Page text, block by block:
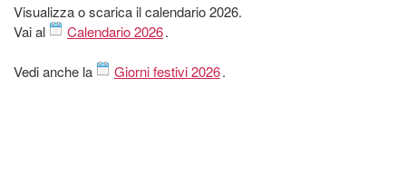
Visualizza o scarica il calendario 2026.
Vai al
Calendario 2026.
Vedi anche la Giorni festivi 2026.